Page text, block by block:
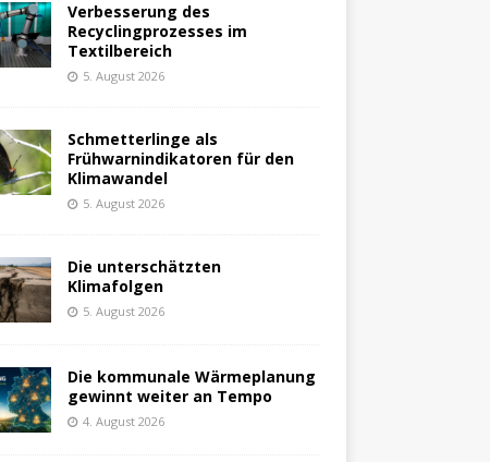
Verbesserung des
Recyclingprozesses im
Textilbereich
5. August 2026
Schmetterlinge als
Frühwarnindikatoren für den
Klimawandel
5. August 2026
Die unterschätzten
Klimafolgen
5. August 2026
Die kommunale Wärmeplanung
gewinnt weiter an Tempo
4. August 2026